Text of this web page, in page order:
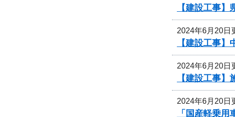
【建設工事
2024年6月20日
【建設工事
2024年6月20日
【建設工事
2024年6月20日
「国産軽乗